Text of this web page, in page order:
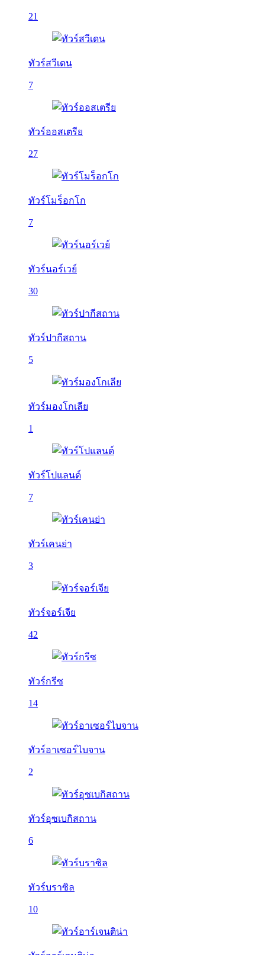
21
ทัวร์สวีเดน
7
ทัวร์ออสเตรีย
27
ทัวร์โมร็อกโก
7
ทัวร์นอร์เวย์
30
ทัวร์ปากีสถาน
5
ทัวร์มองโกเลีย
1
ทัวร์โปแลนด์
7
ทัวร์เคนย่า
3
ทัวร์จอร์เจีย
42
ทัวร์กรีซ
14
ทัวร์อาเซอร์ไบจาน
2
ทัวร์อุซเบกิสถาน
6
ทัวร์บราซิล
10